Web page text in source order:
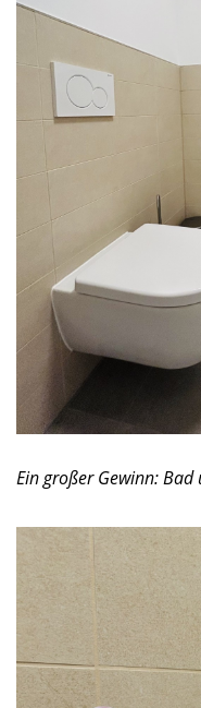
Ein großer Gewinn: